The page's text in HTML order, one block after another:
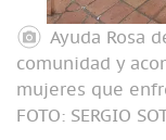
Ayuda Rosa
comunidad y
mujeres que
FOTO: SERGIO